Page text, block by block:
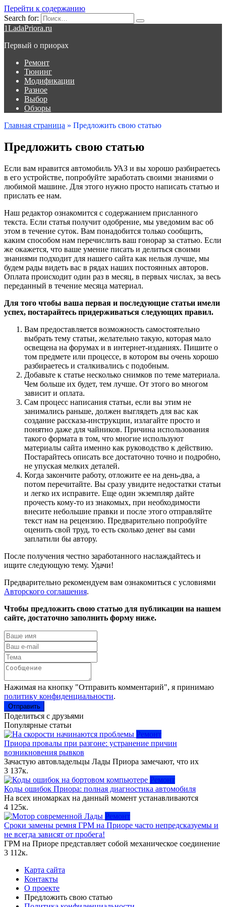
Перейти к содержанию
Search for:
1LadaPriora.ru
Первый о приорах
Ремонт
Тюнинг
Модификации
Разное
Выбор
Обзоры
Главная страница » Предложить свою статью
Предложить свою статью
Если вам нравится автомобиль УАЗ и вы хорошо разбираетесь
в его устройстве, попробуйте заработать своими знаниями о
любимой машине. Для этого нужно просто написать статью и
прислать ее нам.
Наш редактор ознакомится с содержанием присланного
текста. Если статья получит одобрение, мы уведомим вас об
этом в течение суток. Вам понадобится только сообщить,
каким способом нам перечислить ваш гонорар за статью. Если
же окажется, что ваше умение писать и делиться своими
знаниями подходит для нашего сайта как нельзя лучше, мы
будем рады видеть вас в рядах наших постоянных авторов.
Оплата происходит один раз в месяц, в первых числах, за весь
переданный в течение месяца материал.
Для того чтобы ваша первая и последующие статьи имели
успех, постарайтесь придерживаться следующих правил.
Вам предоставляется возможность самостоятельно
выбрать тему статьи, желательно такую, которая мало
освещена на форумах и в интернет-изданиях. Пишите о
том предмете или процессе, в котором вы очень хорошо
разбираетесь и сталкивались с подобным.
Добавьте к статье несколько снимков по теме материала.
Чем больше их будет, тем лучше. От этого во многом
зависит и оплата.
Сам процесс написания статьи, если вы этим не
занимались раньше, должен выглядеть для вас как
создание рассказа-инструкции, излагайте просто и
понятно даже для чайников. Причина использования
такого формата в том, что многие используют
материалы сайта именно как руководство к действию.
Постарайтесь описать все достаточно точно и подробно,
не упуская мелких деталей.
Когда закончите работу, отложите ее на день-два, а
потом перечитайте. Вы сразу увидите недостатки статьи
и легко их исправите. Еще один экземпляр дайте
прочесть кому-то из знакомых, при необходимости
внесите небольшие правки и после этого отправляйте
текст нам на рецензию. Предварительно попробуйте
оценить свой труд, то есть сколько денег вы сами
заплатили бы автору.
После получения честно заработанного наслаждайтесь и
ищите следующую тему. Удачи!
Предварительно рекомендуем вам ознакомиться с условиями
Авторского соглашения.
Чтобы предложить свою статью для публикации на нашем
сайте, достаточно заполнить форму ниже.
Нажимая на кнопку "Отправить комментарий", я принимаю
политику конфиденциальности.
Отправить
Поделиться с друзьями
Популярные статьи
Ремонт
Приора провалы при разгоне: устранение причин
возникновения рывков
Зачастую автовладельцы Лады Приора замечают, что их
3 137к.
Ремонт
Коды ошибок Приора: полная диагностика автомобиля
На всех иномарках на данный момент устанавливаются
4 125к.
Ремонт
Сроки замены ремня ГРМ на Приоре часто непредсказуемы и
не всегда зависят от пробега!
ГРМ на Приоре представляет собой механическое соединение
3 112к.
Карта сайта
Контакты
О проекте
Предложить свою статью